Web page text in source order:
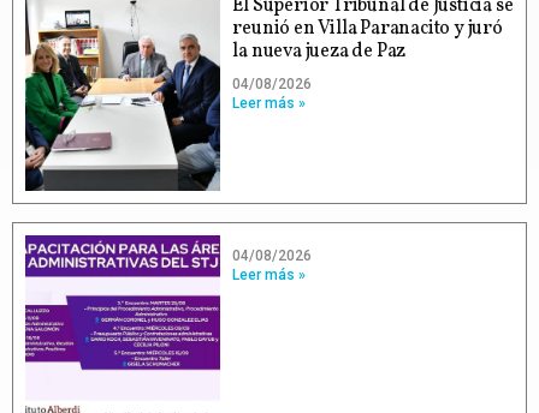
El Superior Tribunal de Justicia se
reunió en Villa Paranacito y juró
la nueva jueza de Paz
04/08/2026
Leer más »
04/08/2026
Leer más »